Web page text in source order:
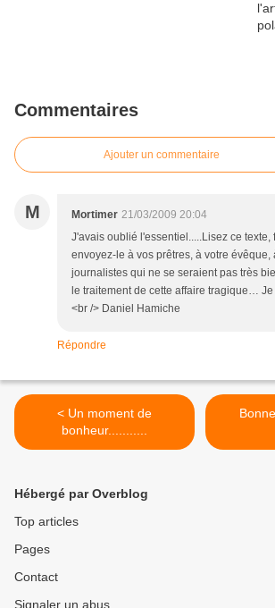
Commentaires
Ajouter un commentaire
M Mortimer 21/03/2009 20:04
J'avais oublié l'essentiel.....Lisez ce texte,
envoyez-le à vos prêtres, à votre évêque,
journalistes qui ne se seraient pas très
le traitement de cette affaire tragique…
<br /> Daniel Hamiche
Répondre
< Un moment de
bonheur...........
Hébergé par Overblog
Top articles
Pages
Contact
Signaler un abus